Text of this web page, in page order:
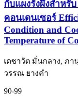
กับแผงรังผึ้งสำหรั
คอนเดนเซอร์
Condition and
Temperature of
เดชาวัต มั่นกลาง, ภา
วรรณ ยางคำ
90-99